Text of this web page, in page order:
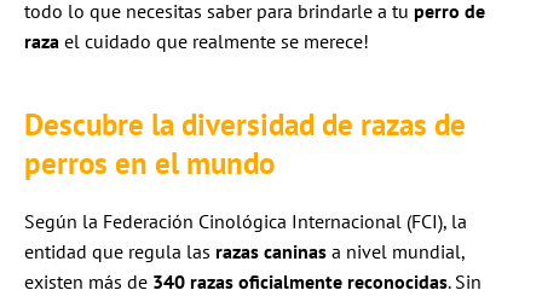
todo lo que necesitas saber para brindarle a tu perro de
raza el cuidado que realmente se merece!
Descubre la diversidad de razas de
perros en el mundo
Según la Federación Cinológica Internacional (FCI), la
entidad que regula las razas caninas a nivel mundial,
existen más de 340 razas oficialmente reconocidas. Sin